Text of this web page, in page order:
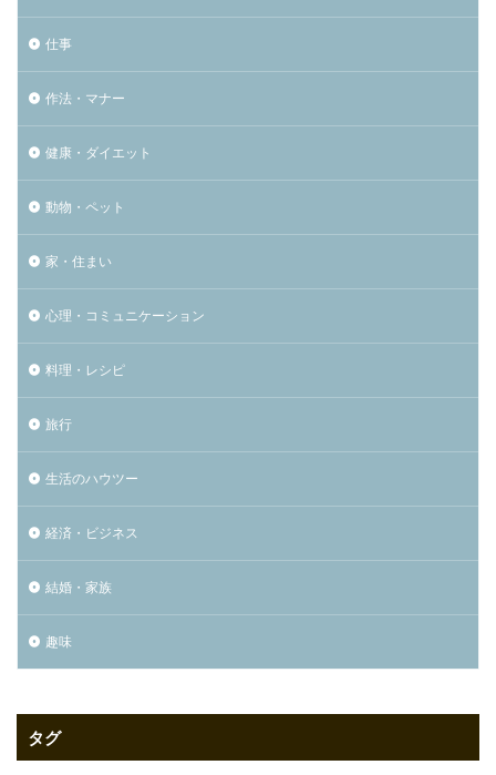
仕事
作法・マナー
健康・ダイエット
動物・ペット
家・住まい
心理・コミュニケーション
料理・レシピ
旅行
生活のハウツー
経済・ビジネス
結婚・家族
趣味
タグ